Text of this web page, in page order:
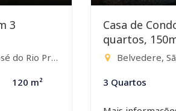
3
Rio Preto-SP
120 m²
Casa de
quartos,
Belvedere,
3 Quartos